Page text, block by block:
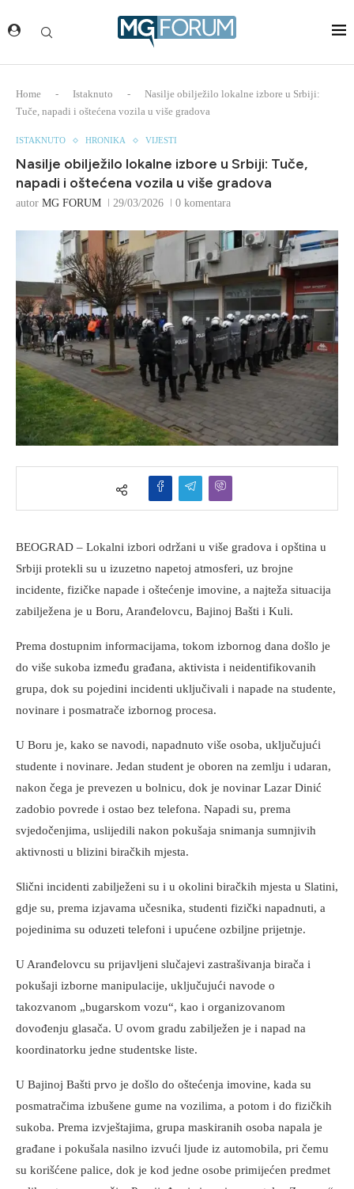
Home - Istaknuto -
Nasilje obilježilo lokalne izbore u Srbiji:
Tuče, napadi i oštećena vozila u više gradova
ISTAKNUTO HRONIKA VIJESTI
Nasilje obilježilo lokalne izbore u Srbiji: Tuče,
napadi i oštećena vozila u više gradova
autor MG FORUM 29/03/2026 0 komentara
BEOGRAD – Lokalni izbori održani u više gradova i opština u
Srbiji protekli su u izuzetno napetoj atmosferi, uz brojne
incidente, fizičke napade i oštećenje imovine, a najteža situacija
zabilježena je u Boru, Aranđelovcu, Bajinoj Bašti i Kuli.
Prema dostupnim informacijama, tokom izbornog dana došlo je
do više sukoba između građana, aktivista i neidentifikovanih
grupa, dok su pojedini incidenti uključivali i napade na studente,
novinare i posmatrače izbornog procesa.
U Boru je, kako se navodi, napadnuto više osoba, uključujući
studente i novinare. Jedan student je oboren na zemlju i udaran,
nakon čega je prevezen u bolnicu, dok je novinar Lazar Dinić
zadobio povrede i ostao bez telefona. Napadi su, prema
svjedočenjima, uslijedili nakon pokušaja snimanja sumnjivih
aktivnosti u blizini biračkih mjesta.
Slični incidenti zabilježeni su i u okolini biračkih mjesta u Slatini,
gdje su, prema izjavama učesnika, studenti fizički napadnuti, a
pojedinima su oduzeti telefoni i upućene ozbiljne prijetnje.
U Aranđelovcu su prijavljeni slučajevi zastrašivanja birača i
pokušaji izborne manipulacije, uključujući navode o
takozvanom „bugarskom vozu“, kao i organizovanom
dovođenju glasača. U ovom gradu zabilježen je i napad na
koordinatorku jedne studentske liste.
U Bajinoj Bašti prvo je došlo do oštećenja imovine, kada su
posmatračima izbušene gume na vozilima, a potom i do fizičkih
sukoba. Prema izvještajima, grupa maskiranih osoba napala je
građane i pokušala nasilno izvući ljude iz automobila, pri čemu
su korišćene palice, dok je kod jedne osobe primijećen predmet